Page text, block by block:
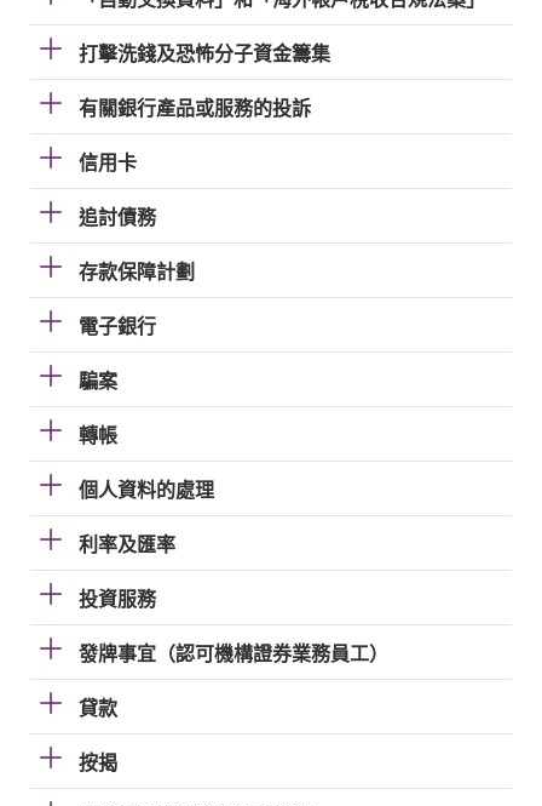
打擊洗錢及恐怖分子資金籌集
有關銀行產品或服務的投訴
信用卡
追討債務
存款保障計劃
電子銀行
騙案
轉帳
個人資料的處理
利率及匯率
投資服務
發牌事宜（認可機構證券業務員工）
貸款
按揭